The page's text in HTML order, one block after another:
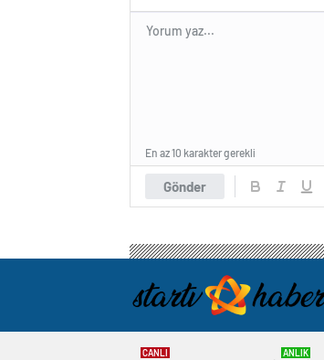
Gönder
En az 10 karakter gerekli
CANLI ANLIK